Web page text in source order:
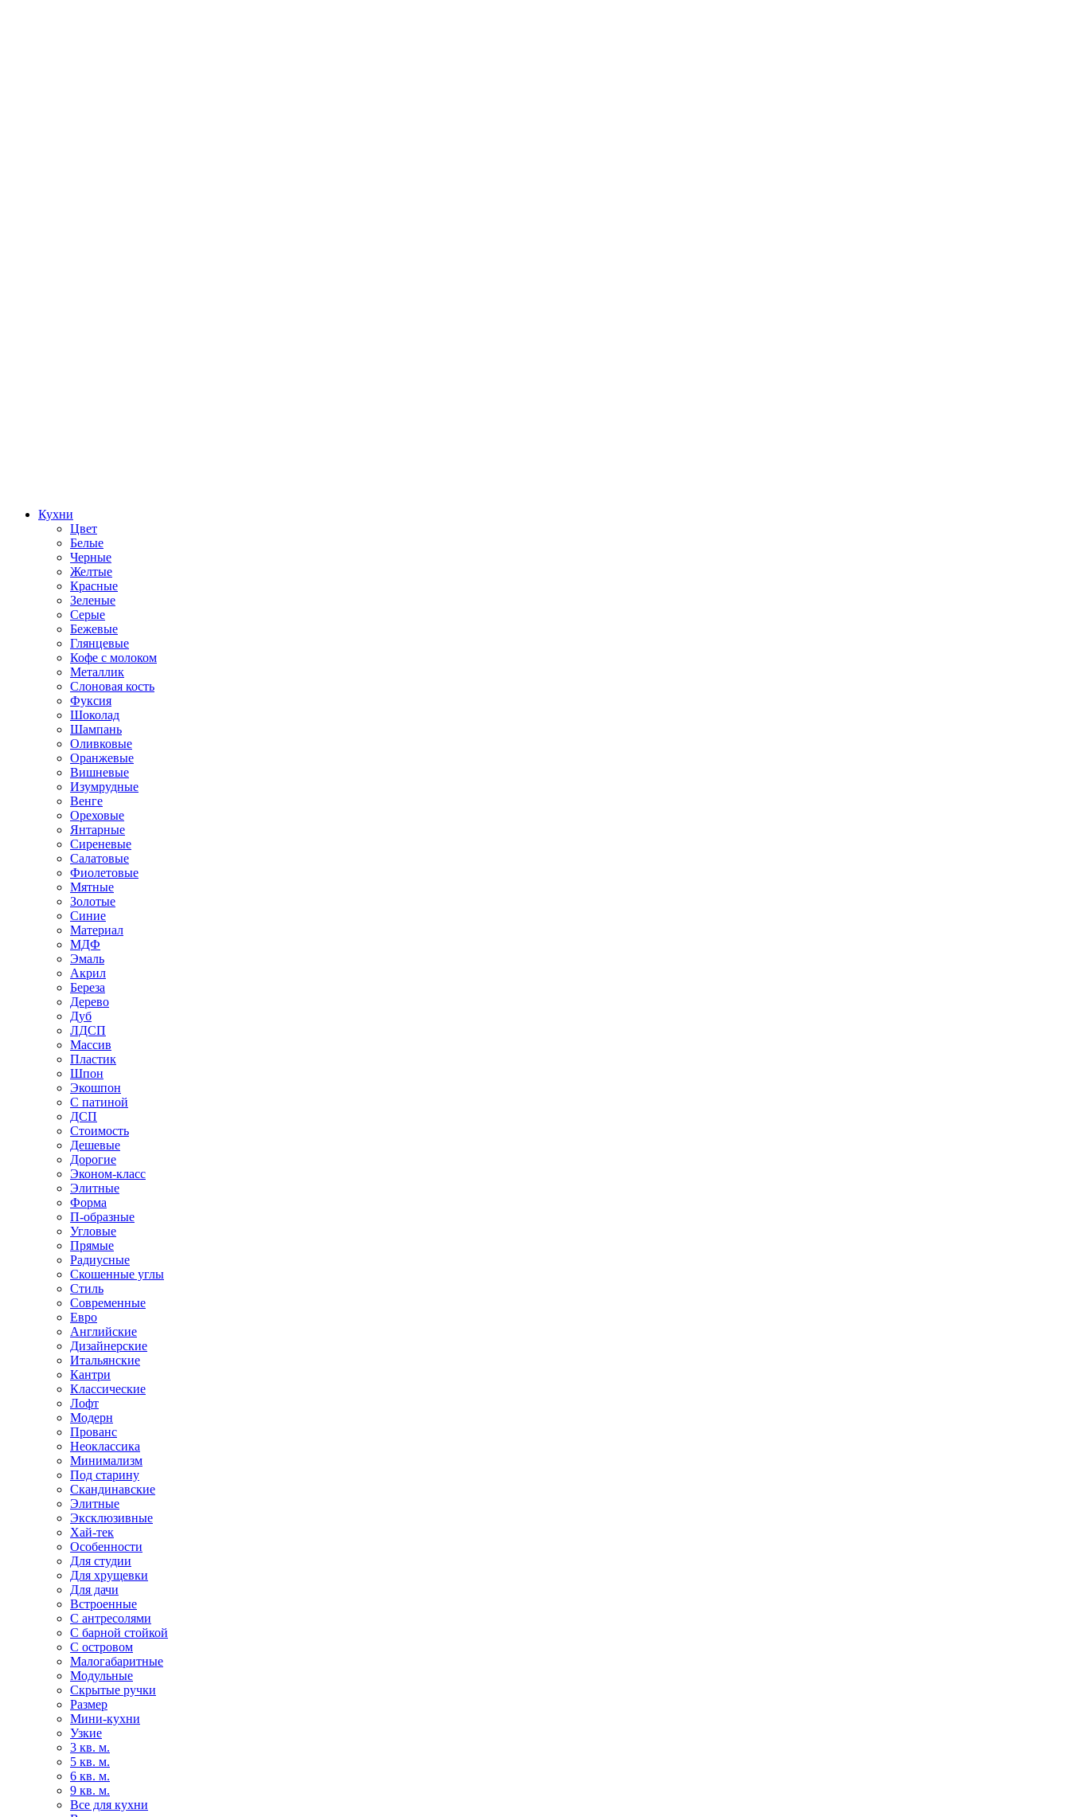
Кухни
Цвет
Белые
Черные
Желтые
Красные
Зеленые
Серые
Бежевые
Глянцевые
Кофе с молоком
Металлик
Слоновая кость
Фуксия
Шоколад
Шампань
Оливковые
Оранжевые
Вишневые
Изумрудные
Венге
Ореховые
Янтарные
Сиреневые
Салатовые
Фиолетовые
Мятные
Золотые
Синие
Материал
МДФ
Эмаль
Акрил
Береза
Дерево
Дуб
ЛДСП
Массив
Пластик
Шпон
Экошпон
С патиной
ДСП
Стоимость
Дешевые
Дорогие
Эконом-класс
Элитные
Форма
П-образные
Угловые
Прямые
Радиусные
Скошенные углы
Стиль
Современные
Евро
Английские
Дизайнерские
Итальянские
Кантри
Классические
Лофт
Модерн
Прованс
Неоклассика
Минимализм
Под старину
Скандинавские
Элитные
Эксклюзивные
Хай-тек
Особенности
Для студии
Для хрущевки
Для дачи
Встроенные
С антресолями
С барной стойкой
С островом
Малогабаритные
Модульные
Скрытые ручки
Размер
Мини-кухни
Узкие
3 кв. м.
5 кв. м.
6 кв. м.
9 кв. м.
Все для кухни